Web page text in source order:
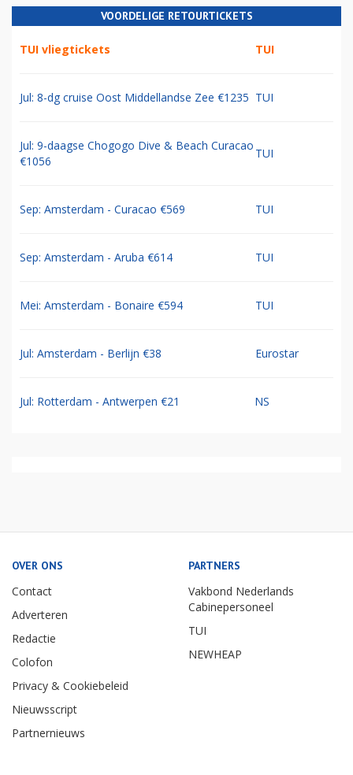
VOORDELIGE RETOURTICKETS
TUI vliegtickets TUI
Jul: 8-dg cruise Oost Middellandse Zee €1235 TUI
Jul: 9-daagse Chogogo Dive & Beach Curacao
€1056
TUI
Sep: Amsterdam - Curacao €569 TUI
Sep: Amsterdam - Aruba €614 TUI
Mei: Amsterdam - Bonaire €594 TUI
Jul: Amsterdam - Berlijn €38 Eurostar
Jul: Rotterdam - Antwerpen €21 NS
OVER ONS
Contact
Adverteren
Redactie
Colofon
Privacy & Cookiebeleid
Nieuwsscript
Partnernieuws
PARTNERS
Vakbond Nederlands
Cabinepersoneel
TUI
NEWHEAP